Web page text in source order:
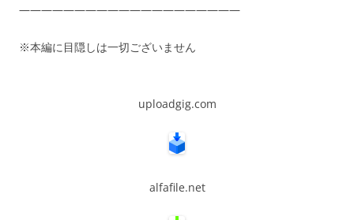
————————————————————
※本編に目隠しは一切ございません
uploadgig.com
alfafile.net